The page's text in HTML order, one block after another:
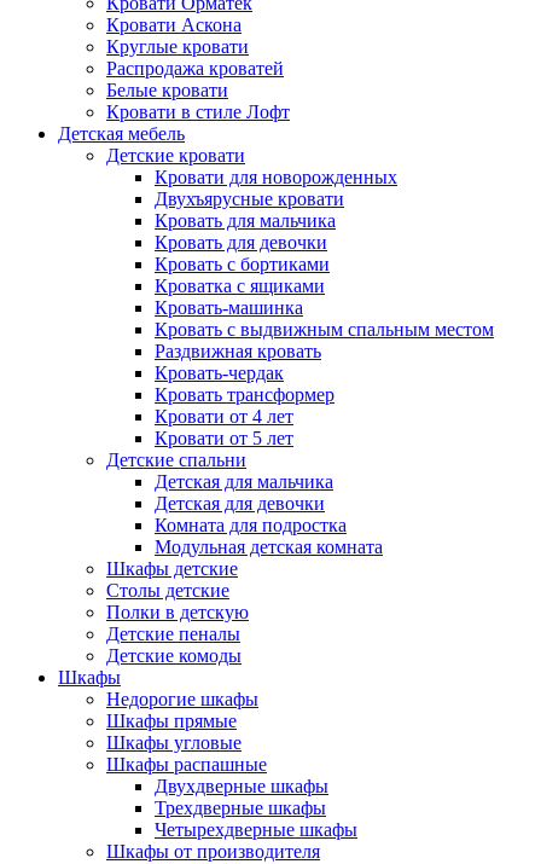
Кровати Аскона
Круглые кровати
Распродажа кроватей
Белые кровати
Кровати в стиле Лофт
Детская мебель
Детские кровати
Кровати для новорожденных
Двухъярусные кровати
Кровать для мальчика
Кровать для девочки
Кровать с бортиками
Кроватка с ящиками
Кровать-машинка
Кровать с выдвижным спальным местом
Раздвижная кровать
Кровать-чердак
Кровать трансформер
Кровати от 4 лет
Кровати от 5 лет
Детские спальни
Детская для мальчика
Детская для девочки
Комната для подростка
Модульная детская комната
Шкафы детские
Столы детские
Полки в детскую
Детские пеналы
Детские комоды
Шкафы
Недорогие шкафы
Шкафы прямые
Шкафы угловые
Шкафы распашные
Двухдверные шкафы
Трехдверные шкафы
Четырехдверные шкафы
Шкафы от производителя